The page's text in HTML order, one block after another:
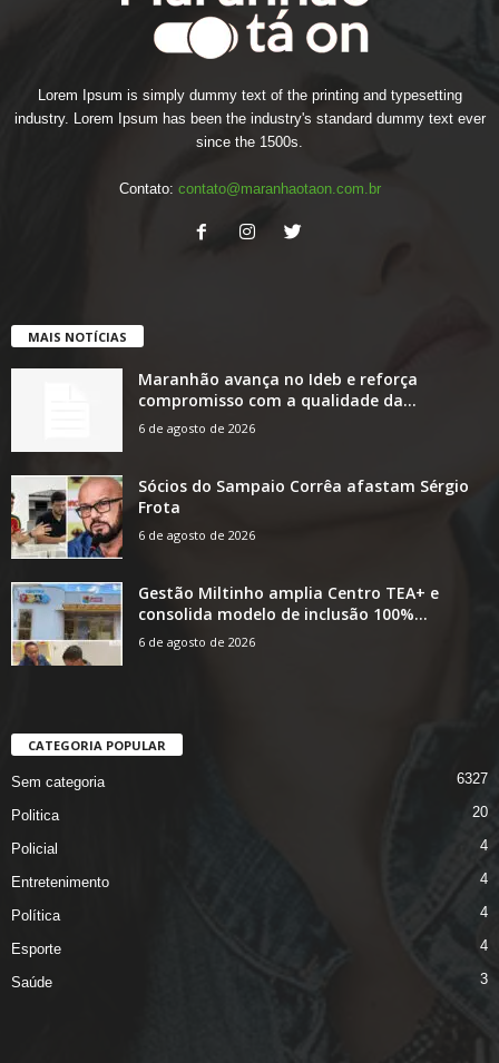
Lorem Ipsum is simply dummy text of the printing and typesetting
industry. Lorem Ipsum has been the industry's standard dummy text ever
since the 1500s.
Contato: contato@maranhaotaon.com.br
MAIS NOTÍCIAS
Maranhão avança no Ideb e reforça
compromisso com a qualidade da...
6 de agosto de 2026
Sócios do Sampaio Corrêa afastam Sérgio
Frota
6 de agosto de 2026
Gestão Miltinho amplia Centro TEA+ e
consolida modelo de inclusão 100%...
6 de agosto de 2026
CATEGORIA POPULAR
Sem categoria 6327
Politica 20
Policial 4
Entretenimento 4
Política 4
Esporte 4
Saúde 3